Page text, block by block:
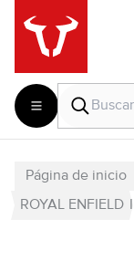
Página de inicio
ROYAL ENFIELD